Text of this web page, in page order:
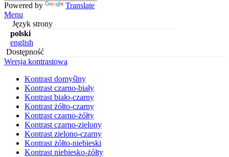
Powered by
Translate
Menu
Język strony
polski
english
Dostępność
Wersja kontrastowa
Kontrast domyślny
Kontrast czarno-biały
Kontrast biało-czarny
Kontrast żółto-czarny
Kontrast czarno-żółty
Kontrast czarno-zielony
Kontrast zielono-czarny
Kontrast żółto-niebieski
Kontrast niebiesko-żółty